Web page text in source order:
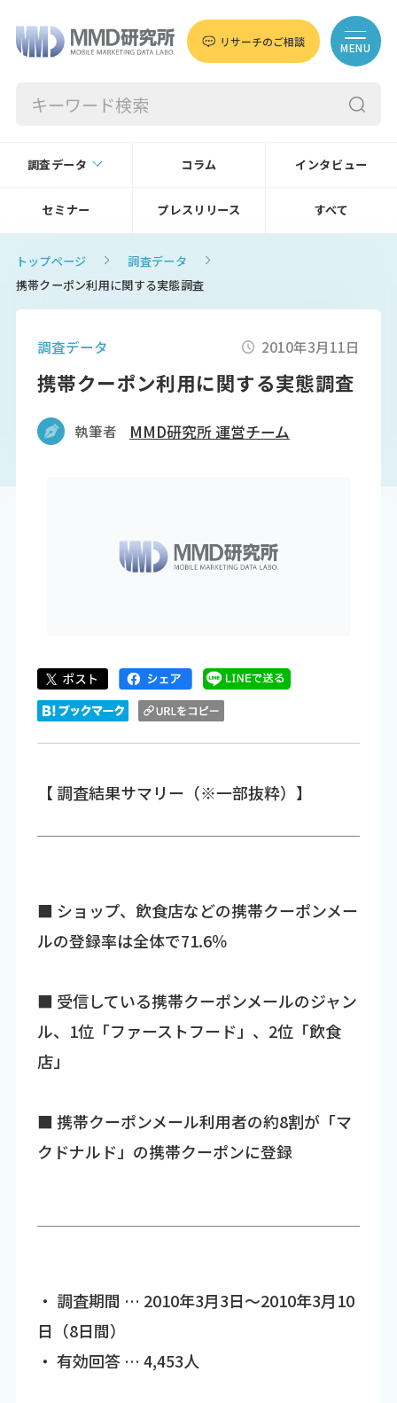
リサーチのご相談 MENU
調査データ コラム インタビュー
セミナー プレスリリース すべて
トップページ
調査データ
携帯クーポン利用に関する実態調査
調査データ 2010年3月11日
携帯クーポン利用に関する実態調査
執筆者 MMD研究所 運営チーム
【 調査結果サマリー（※一部抜粋）】
■ ショップ、飲食店などの携帯クーポンメー
ルの登録率は全体で71.6％
■ 受信している携帯クーポンメールのジャン
ル、1位「ファーストフード」、2位「飲食
店」
■ 携帯クーポンメール利用者の約8割が「マ
クドナルド」の携帯クーポンに登録
・ 調査期間 … 2010年3月3日～2010年3月10
日（8日間）
・ 有効回答 … 4,453人